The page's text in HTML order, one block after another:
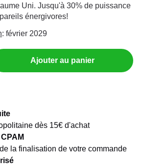
Uni. Jusqu'à 30% de puissance
énergivores!
: février 2029
Ajouter au panier
dès 15€ d'achat
la finalisation de votre commande